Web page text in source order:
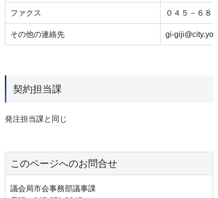
ファクス ０４５－６８
その他の連絡先 gi-
契約担当課
発注担当課と同じ
このページへのお問合せ
議会局市会事務部議事課